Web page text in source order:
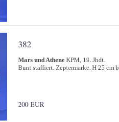
382
Mars und Athene KPM, 19. Jhdt.
Bunt staffiert. Zeptermarke. H 25 cm
200 EUR